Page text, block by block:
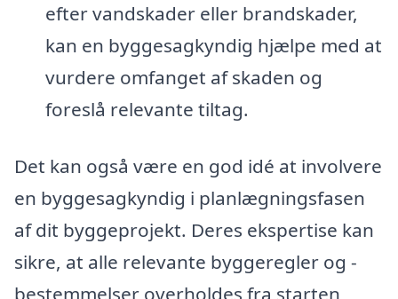
efter vandskader eller brandskader,
kan en byggesagkyndig hjælpe med at
vurdere omfanget af skaden og
foreslå relevante tiltag.
Det kan også være en god idé at involvere
en byggesagkyndig i planlægningsfasen
af dit byggeprojekt. Deres ekspertise kan
sikre, at alle relevante byggeregler og -
bestemmelser overholdes fra starten,